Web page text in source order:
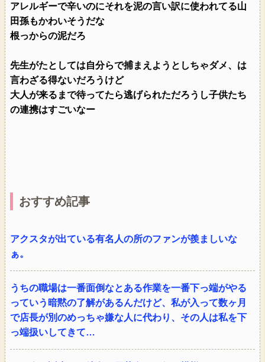
アレルギーで辛いのにそれを泥の言い訳に使われてる山
田孫もかわいそうだな
根っからの泥だろ
先生がたとしては自分らで捕まえようとしちゃダメ、は
言わざる得ないだろうけど
大人が来るまで待ってたら逃げられただろうし子供たち
の連携はすごいなー
おすすめ記事
アクスタが出ている有名人の所のファンが羨ましいな
ぁ。
うちの職場は一番面倒なとある作業を一番下っ端がやる
っていう暗黙の了解があるんだけど、私が入って数ヶ月
で店長が別のめっちゃ嫌な人に代わり、その人は私を下
っ端扱いしてきて…